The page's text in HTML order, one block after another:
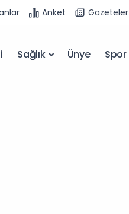
Anket Gazeteler
Sağlık Ünye Spor